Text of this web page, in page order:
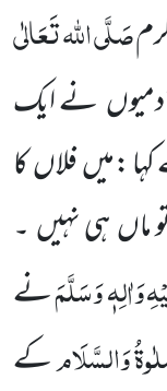
صَلَّی اللہ تَعَالٰی
نے ایک
کہا :میںفلاںکا
ماںہی نہیں۔
وَاٰلِہٖ وَسَلَّمَنے
وَالسَّلَامکے